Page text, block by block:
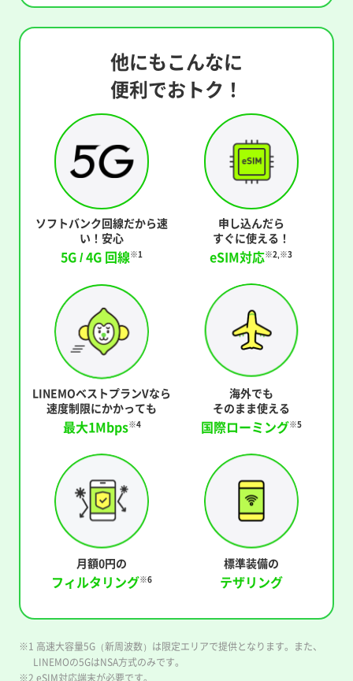
他にもこんなに
便利でおトク！
ソフトバンク回線だから速
い！安心
5G / 4G 回線※1
申し込んだら
すぐに使える！
eSIM対応※2,※3
LINEMOベストプランVなら
速度制限にかかっても
最大1Mbps※4
海外でも
そのまま使える
国際ローミング※5
月額0円の
フィルタリング※6
標準装備の
テザリング
※1 高速大容量5G（新周波数）は限定エリアで提供となります。また、
LINEMOの5GはNSA方式のみです。
※2 eSIM対応端末が必要です。